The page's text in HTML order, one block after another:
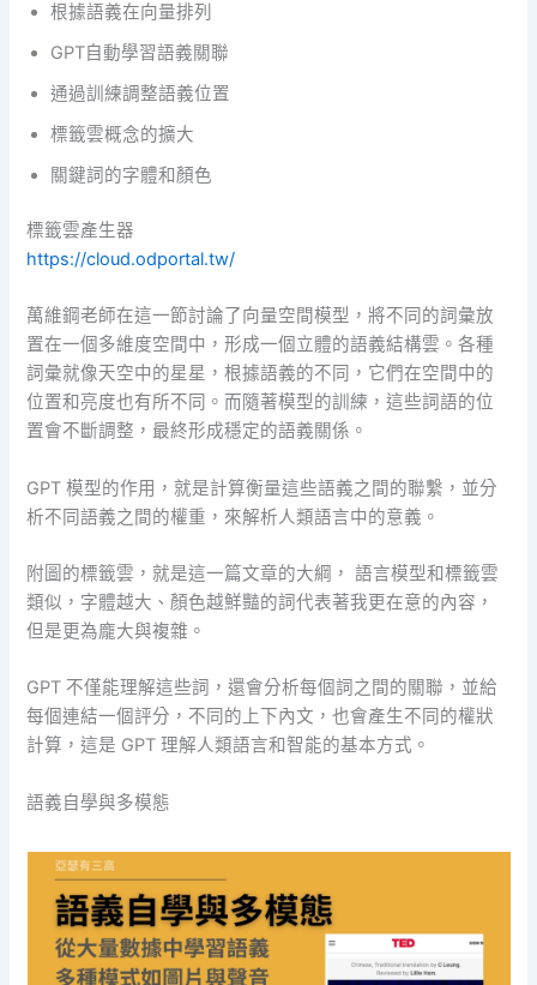
根據語義在向量排列
GPT自動學習語義關聯
通過訓練調整語義位置
標籤雲概念的擴大
關鍵詞的字體和顏色
標籤雲產生器
https://cloud.odportal.tw/
萬維鋼老師在這一節討論了向量空間模型，將不同的詞彙放
置在一個多維度空間中，形成一個立體的語義結構雲。各種
詞彙就像天空中的星星，根據語義的不同，它們在空間中的
位置和亮度也有所不同。而隨著模型的訓練，這些詞語的位
置會不斷調整，最終形成穩定的語義關係。
GPT 模型的作用，就是計算衡量這些語義之間的聯繫，並分
析不同語義之間的權重，來解析人類語言中的意義。
附圖的標籤雲，就是這一篇文章的大綱， 語言模型和標籤雲
類似，字體越大、顏色越鮮豔的詞代表著我更在意的內容，
但是更為龐大與複雜。
GPT 不僅能理解這些詞，還會分析每個詞之間的關聯，並給
每個連結一個評分，不同的上下內文，也會產生不同的權狀
計算，這是 GPT 理解人類語言和智能的基本方式。
語義自學與多模態